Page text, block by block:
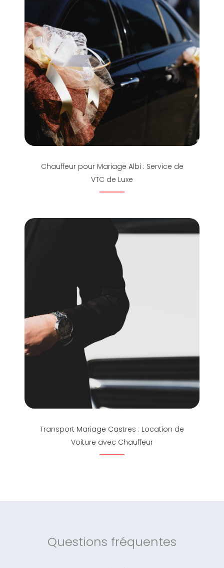
Chauffeur pour Mariage Albi : Service de
VTC de Luxe
Transport Mariage Castres : Location de
Voiture avec Chauffeur
Questions fréquentes